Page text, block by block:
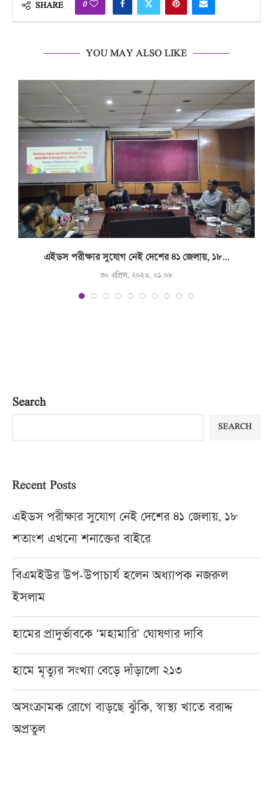
SHARE 0
YOU MAY ALSO LIKE
এইডস পরীক্ষার সুযোগ নেই দেশের ৪১ জেলায়, ১৮...
৩০ এপ্রিল, ২০২৬, ০১:০৮
Search
SEARCH
Recent Posts
এইডস পরীক্ষার সুযোগ নেই দেশের ৪১ জেলায়, ১৮
শতাংশ এখনো শনাক্তের বাইরে
বিএমইউর উপ-উপাচার্য হলেন অধ্যাপক নজরুল
ইসলাম
হামের প্রাদুর্ভাবকে ‘মহামারি’ ঘোষণার দাবি
হামে মৃত্যুর সংখ্যা বেড়ে দাঁড়ালো ২১৩
অসংক্রামক রোগে বাড়ছে ঝুঁকি, স্বাস্থ্য খাতে বরাদ্দ
অপ্রতুল